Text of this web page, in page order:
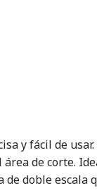
y fácil de
de corte.
doble escala